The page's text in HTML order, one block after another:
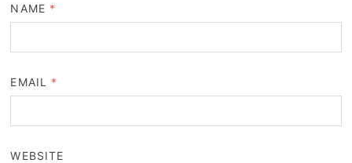
NAME *
EMAIL *
WEBSITE